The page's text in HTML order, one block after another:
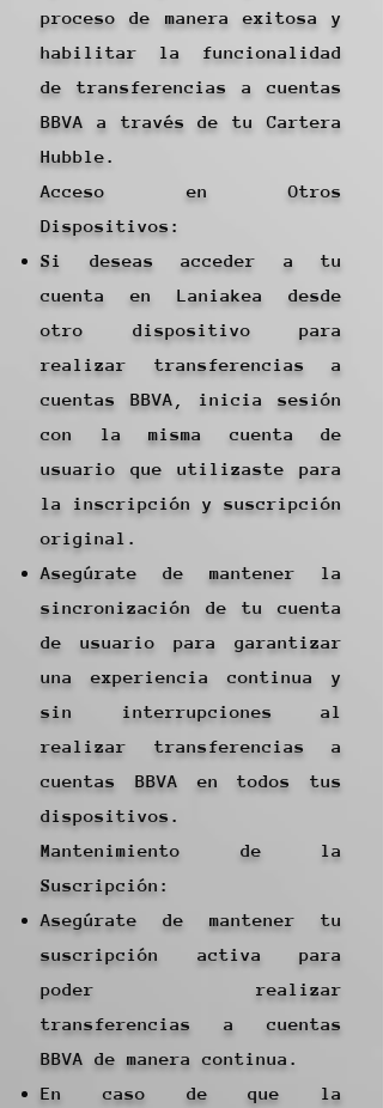
proceso de manera exitosa y
habilitar la funcionalidad
de transferencias a cuentas
BBVA a través de tu Cartera
Hubble.
Acceso en Otros
Dispositivos:
Si deseas acceder a tu
cuenta en Laniakea desde
otro dispositivo para
realizar transferencias a
cuentas BBVA, inicia sesión
con la misma cuenta de
usuario que utilizaste para
la inscripción y suscripción
original.
Asegúrate de mantener la
sincronización de tu cuenta
de usuario para garantizar
una experiencia continua y
sin interrupciones al
realizar transferencias a
cuentas BBVA en todos tus
dispositivos.
Mantenimiento de la
Suscripción:
Asegúrate de mantener tu
suscripción activa para
poder realizar
transferencias a cuentas
BBVA de manera continua.
En caso de que la